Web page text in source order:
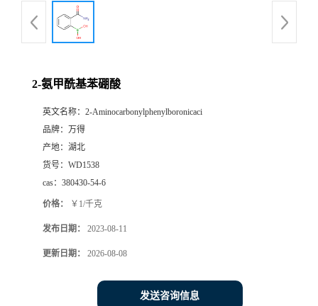
2-氨甲酰基苯硼酸
英文名称： 2-Aminocarbonylphenylboronicaci
品牌： 万得
产地： 湖北
货号： WD1538
cas： 380430-54-6
价格： ￥1/千克
发布日期： 2023-08-11
更新日期： 2026-08-08
发送咨询信息